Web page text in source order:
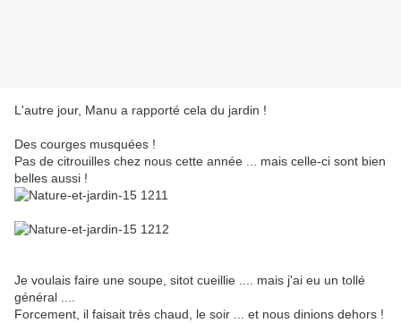
L'autre jour, Manu a rapporté cela du jardin !
Des courges musquées !
Pas de citrouilles chez nous cette année ... mais celle-ci sont bien
belles aussi !
Je voulais faire une soupe, sitot cueillie .... mais j'ai eu un tollé
général ....
Forcement, il faisait très chaud, le soir ... et nous dinions dehors !